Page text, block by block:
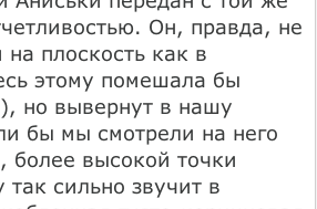
Он, правда, не
плоскость как в
этому помешала бы
но вывернут в нашу
бы мы смотрели на него
более высокой точки
сильно звучит в